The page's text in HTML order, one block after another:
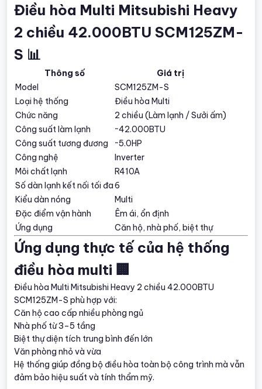
Điều hòa Multi Mitsubishi Heavy
2 chiều 42.000BTU SCM125ZM-
S 📊
Thông số
Giá trị
Model
SCM125ZM-S
Loại hệ thống
Điều hòa Multi
Chức năng
2 chiều (Làm lạnh / Sưởi ấm)
Công suất làm lạnh
~42.000BTU
Công suất tương đương
~5.0HP
Công nghệ
Inverter
Môi chất lạnh
R410A
Số dàn lạnh kết nối tối đa6
Kiểu dàn nóng
Multi
Đặc điểm vận hành
Êm ái, ổn định
Ứng dụng
Căn hộ, nhà phố, biệt thự
Ứng dụng thực tế của hệ thống
điều hòa multi 🏢
Điều hòa Multi Mitsubishi Heavy 2 chiều 42.000BTU
SCM125ZM-S phù hợp với:
Căn hộ cao cấp nhiều phòng ngủ
Nhà phố từ 3–5 tầng
Biệt thự diện tích trung bình đến lớn
Văn phòng nhỏ và vừa
Hệ thống giúp đồng bộ điều hòa toàn bộ công trình mà vẫn
đảm bảo hiệu suất và tính thẩm mỹ.